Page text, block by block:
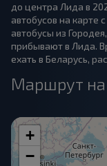
до центра Лида в
автобусов на карте
автобусы из
прибывают в Лида.
ехать в Беларусь,
Маршрут на
+
−